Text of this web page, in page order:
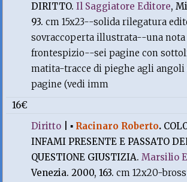
DIRITTO.Il Saggiatore Editore,
93.cm 15x23--solida rilegatura
sovraccoperta illustrata--una nota
frontespizio--sei pagine con
matita-tracce di pieghe agli angoli
pagine (vedi imm
16€
Diritto |▪ Racinaro Roberto.
INFAMI PRESENTE E PASSATO
QUESTIONE GIUSTIZIA.Marsilio
Venezia. 2000, 163.cm 12x20-